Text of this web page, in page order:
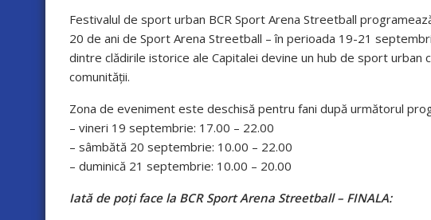
Festivalul de sport urban BCR Sport Arena Streetball
20 de ani de Sport Arena Streetball – în perioada 19-21
dintre clădirile istorice ale Capitalei devine un hub de sport urban
comunității.
Zona de eveniment este deschisă pentru fani după următorul
– vineri 19 septembrie: 17.00 – 22.00
– sâmbătă 20 septembrie: 10.00 – 22.00
– duminică 21 septembrie: 10.00 – 20.00
Iată de poți face la BCR Sport Arena Streetball – FINALA: